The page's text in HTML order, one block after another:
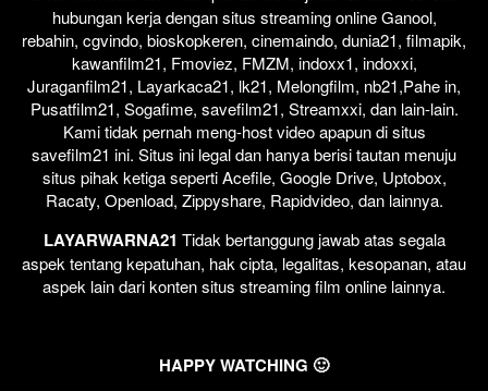
hubungan kerja dengan situs streaming online Ganool,
rebahin, cgvindo, bioskopkeren, cinemaindo, dunia21, filmapik,
kawanfilm21, Fmoviez, FMZM, indoxx1, indoxxi,
Juraganfilm21, Layarkaca21, lk21, Melongfilm, nb21,Pahe in,
Pusatfilm21, Sogafime, savefilm21, Streamxxi, dan lain-lain.
Kami tidak pernah meng-host video apapun di situs
savefilm21 ini. Situs ini legal dan hanya berisi tautan menuju
situs pihak ketiga seperti Acefile, Google Drive, Uptobox,
Racaty, Openload, Zippyshare, Rapidvideo, dan lainnya.
LAYARWARNA21 Tidak bertanggung jawab atas segala
aspek tentang kepatuhan, hak cipta, legalitas, kesopanan, atau
aspek lain dari konten situs streaming film online lainnya.
HAPPY WATCHING 🙂